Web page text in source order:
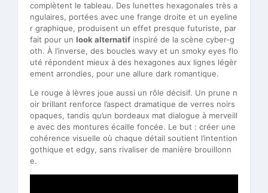
complètent le tableau. Des lunettes hexagonales très a
ngulaires, portées avec une frange droite et un eyeline
r graphique, produisent un effet presque futuriste, par
fait pour un look alternatif inspiré de la scène cyber-g
oth. À l’inverse, des boucles wavy et un smoky eyes flo
uté répondent mieux à des hexagones aux lignes légèr
ement arrondies, pour une allure dark romantique.
Le rouge à lèvres joue aussi un rôle décisif. Un prune n
oir brillant renforce l’aspect dramatique de verres noirs
opaques, tandis qu’un bordeaux mat dialogue à merveill
e avec des montures écaille foncée. Le but : créer une
cohérence visuelle où chaque détail soutient l’intention
gothique et edgy, sans rivaliser de manière brouillonn
e.